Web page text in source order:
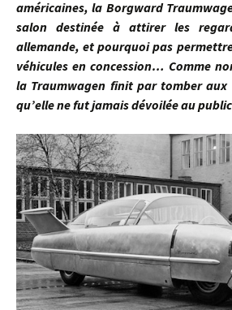
américaines, la Borgward
salon destinée à attirer les
allemande, et pourquoi pas
véhicules en concession… Comme
la Traumwagen finit par tomber
qu’elle ne fut jamais dévoilée au